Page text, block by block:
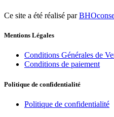
Ce site a été réalisé par
Mentions Légales
Conditions Générales de
Conditions de paiement
Politique de confidentialité
Politique de confidentialité